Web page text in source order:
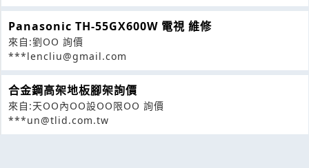
Panasonic TH-55GX600W 電視 維修
來自:劉OO 詢價
***lencliu@gmail.com
合金鋼高架地板腳架詢價
來自:天OO內OO設OO限OO 詢價
***un@tlid.com.tw